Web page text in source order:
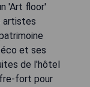
'Art floor'
artistes
et ses
de l'hôtel
fort pour